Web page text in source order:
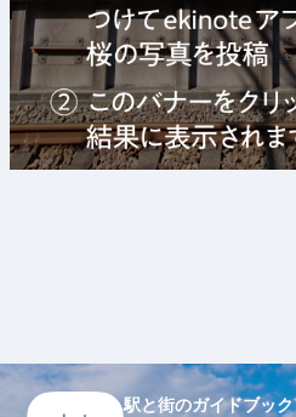
駅と街のガイドブッ